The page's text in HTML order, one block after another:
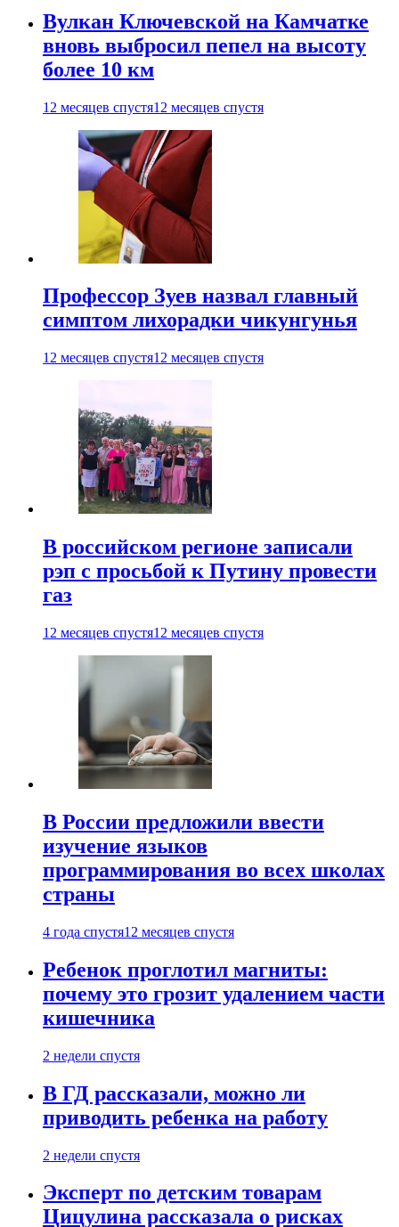
Вулкан Ключевской на Камчатке
вновь выбросил пепел на высоту
более 10 км
12 месяцев спустя12 месяцев спустя
Профессор Зуев назвал главный
симптом лихорадки чикунгунья
12 месяцев спустя12 месяцев спустя
В российском регионе записали
рэп с просьбой к Путину провести
газ
12 месяцев спустя12 месяцев спустя
В России предложили ввести
изучение языков
программирования во всех школах
страны
4 года спустя12 месяцев спустя
Ребенок проглотил магниты:
почему это грозит удалением части
кишечника
2 недели спустя
В ГД рассказали, можно ли
приводить ребенка на работу
2 недели спустя
Эксперт по детским товарам
Цицулина рассказала о рисках